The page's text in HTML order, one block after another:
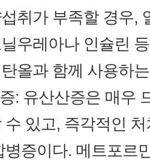
취가 부족할 경우,
우레아나 인슐린
올과 함께 사용하
: 유산산증은 매우
수 있고, 즉각적인
병증이다. 메트포르